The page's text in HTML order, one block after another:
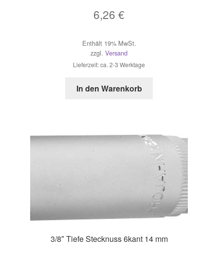
6,26 €
Enthält 19% MwSt.
zzgl. Versand
Lieferzeit: ca. 2-3 Werktage
In den Warenkorb
3/8″ Tiefe Stecknuss 6kant 14 mm